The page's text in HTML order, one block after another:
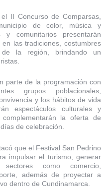
II Concurso de Comparsas,
de color, música y
y comunitarios presentarán
las tradiciones, costumbres
de la región, brindando un
parte de la programación con
grupos poblacionales,
y los hábitos de vida
espectáculos culturales y
la oferta de
de celebración.
que el Festival San Pedrino
impulsar el turismo, generar
como comercio,
además de proyectar a
dentro de Cundinamarca.